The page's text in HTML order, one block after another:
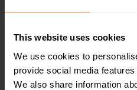
This website uses cookies
We use cookies to
provide social media
We also share information